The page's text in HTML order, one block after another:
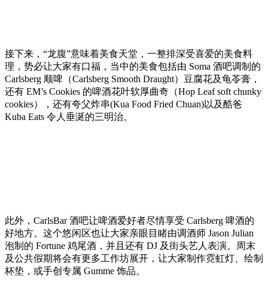
接下来，“龙腹”意味着美食天堂，一整排深受喜爱的美食料
理，势必让大家有口福，当中的美食包括由 Soma 酒吧调制的
Carlsberg 顺啤（Carlsberg Smooth Draught）豆腐花及龟苓膏，
还有 EM’s Cookies 的啤酒花叶软厚曲奇（Hop Leaf soft chunky
cookies），还有夸父炸串(Kua Food Fried Chuan)以及酷爸
Kuba Eats 令人垂涎的三明治。
此外，CarlsBar 酒吧让啤酒爱好者尽情享受 Carlsberg 啤酒的
好地方。这个悠闲区也让大家亲眼目睹由调酒师 Jason Julian
泡制的 Fortune 鸡尾酒，并且还有 DJ 及街头艺人表演。周末
及公共假期将会有更多工作坊展开，让大家制作霓虹灯、绘制
杯垫，或手创专属 Gumme 饰品。